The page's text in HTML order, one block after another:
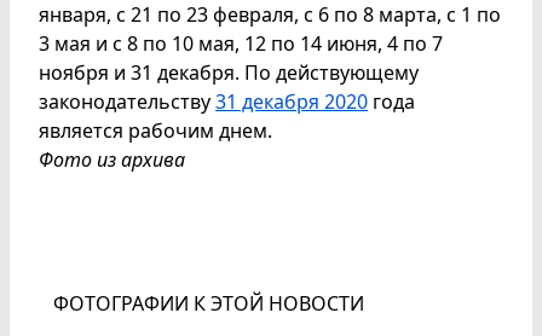
января, с 21 по 23 февраля, с 6 по 8 марта, с 1 по
3 мая и с 8 по 10 мая, 12 по 14 июня, 4 по 7
ноября и 31 декабря. По действующему
законодательству31 декабря 2020 года
является рабочим днем.
Фото из архива
ФОТОГРАФИИ К ЭТОЙ НОВОСТИ